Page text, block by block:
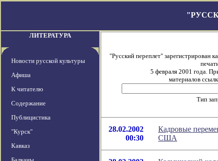
ЛИТЕРАТУРА
Новости русской культуры
Афиша
К читателю
Содержание
Публицистика
"Курск"
Кавказ
"Русский переплет" зарегистрирован
5 февраля 2001 года.
материалов
Тип
28.02.2002
00:30
Кадровые
США